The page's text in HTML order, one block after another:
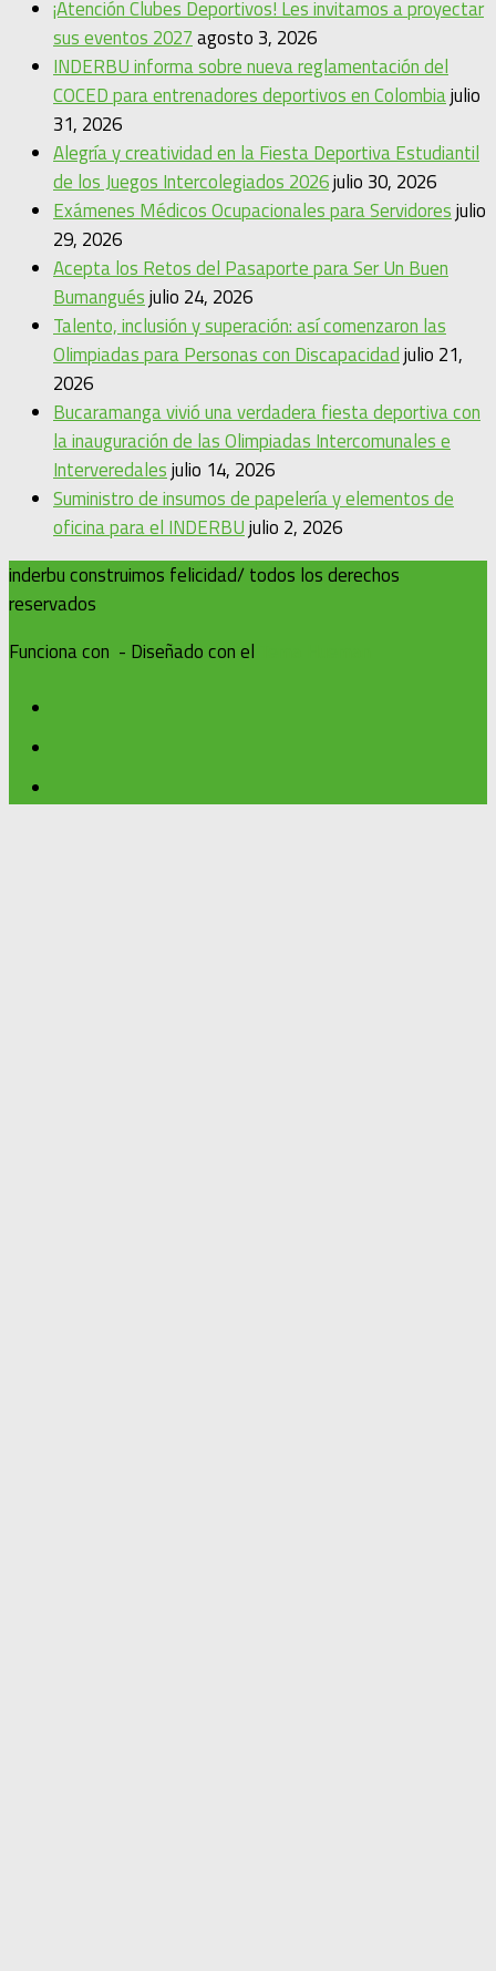
¡Atención Clubes Deportivos! Les invitamos a proyectar
sus eventos 2027agosto 3, 2026
INDERBU informa sobre nueva reglamentación del
COCED para entrenadores deportivos en Colombiajulio
31, 2026
Alegría y creatividad en la Fiesta Deportiva Estudiantil
de los Juegos Intercolegiados 2026julio 30, 2026
Exámenes Médicos Ocupacionales para Servidoresjulio
29, 2026
Acepta los Retos del Pasaporte para Ser Un Buen
Bumanguésjulio 24, 2026
Talento, inclusión y superación: así comenzaron las
Olimpiadas para Personas con Discapacidadjulio 21,
2026
Bucaramanga vivió una verdadera fiesta deportiva con
la inauguración de las Olimpiadas Intercomunales e
Interveredalesjulio 14, 2026
Suministro de insumos de papelería y elementos de
oficina para el INDERBUjulio 2, 2026
inderbu construimos felicidad/ todos los derechos
reservados
Funciona con - Diseñado con el